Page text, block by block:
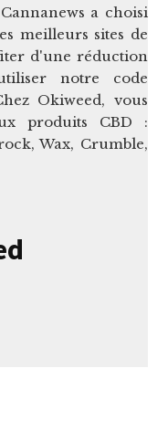
a choisi
meilleurs sites de
d'une réduction
notre code
Okiweed, vous
produits CBD :
Wax, Crumble,